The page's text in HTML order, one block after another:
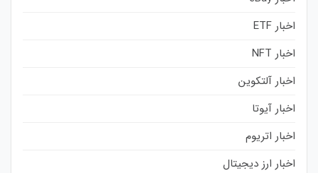
اخبار ETF
اخبار NFT
اخبار آلتکوین
اخبار آیوتا
اخبار اتریوم
اخبار ارز دیجیتال